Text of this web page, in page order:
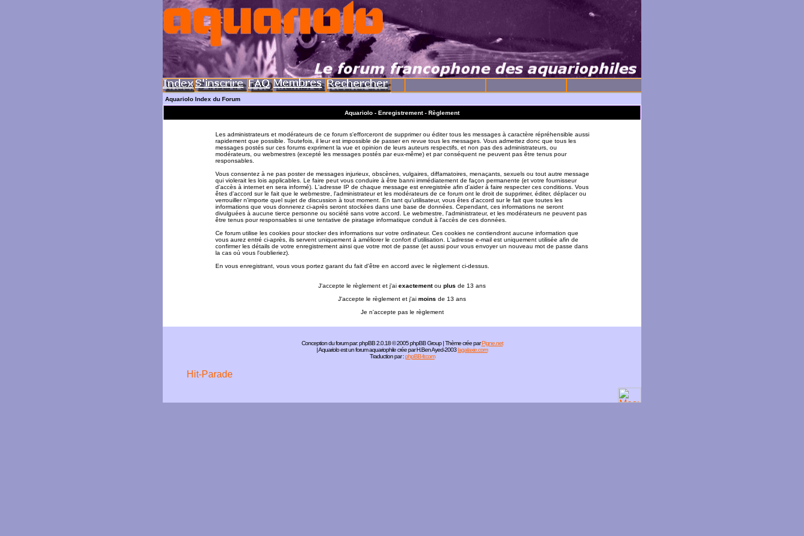
Aquariolo Index du Forum
Aquariolo - Enregistrement - Règlement
Les administrateurs et modérateurs de ce forum s'efforceront de supprimer ou éditer tous les messages à caractère répréhensible aussi
rapidement que possible. Toutefois, il leur est impossible de passer en revue tous les messages. Vous admettez donc que tous les
messages postés sur ces forums expriment la vue et opinion de leurs auteurs respectifs, et non pas des administrateurs, ou
modérateurs, ou webmestres (excepté les messages postés par eux-même) et par conséquent ne peuvent pas être tenus pour
responsables.
Vous consentez à ne pas poster de messages injurieux, obscènes, vulgaires, diffamatoires, menaçants, sexuels ou tout autre message
qui violerait les lois applicables. Le faire peut vous conduire à être banni immédiatement de façon permanente (et votre fournisseur
d'accès à internet en sera informé). L'adresse IP de chaque message est enregistrée afin d'aider à faire respecter ces conditions. Vous
êtes d'accord sur le fait que le webmestre, l'administrateur et les modérateurs de ce forum ont le droit de supprimer, éditer, déplacer ou
verrouiller n'importe quel sujet de discussion à tout moment. En tant qu'utilisateur, vous êtes d'accord sur le fait que toutes les
informations que vous donnerez ci-après seront stockées dans une base de données. Cependant, ces informations ne seront
divulguées à aucune tierce personne ou société sans votre accord. Le webmestre, l'administrateur, et les modérateurs ne peuvent pas
être tenus pour responsables si une tentative de piratage informatique conduit à l'accès de ces données.
Ce forum utilise les cookies pour stocker des informations sur votre ordinateur. Ces cookies ne contiendront aucune information que
vous aurez entré ci-après, ils servent uniquement à améliorer le confort d'utilisation. L'adresse e-mail est uniquement utilisée afin de
confirmer les détails de votre enregistrement ainsi que votre mot de passe (et aussi pour vous envoyer un nouveau mot de passe dans
la cas où vous l'oublieriez).
En vous enregistrant, vous vous portez garant du fait d'être en accord avec le règlement ci-dessus.
J'accepte le règlement et j'ai exactementou plus de 13 ans
J'accepte le règlement et j'ai moins de 13 ans
Je n'accepte pas le règlement
Conception du forum par:phpBB2.0.18 © 2005 phpBB Group | Thème crée parPigne.net
| Aquariolo est un forum aquariophile crée par H.Ben Ayed-2003lagalaxie.com
Traduction par :phpBB-fr.com